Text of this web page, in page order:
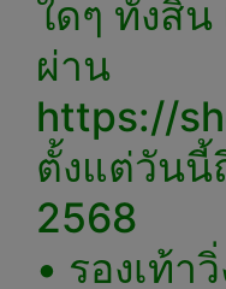
ใดๆ ทั้งสิ้น
ผ่าน
https://
ตั้งแต่วันนี้
2568
• รองเท้า